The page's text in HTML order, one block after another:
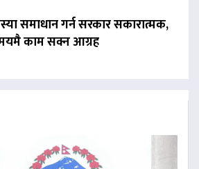
समाधान गर्न सरकार सकारात्मक,
काम सक्न आग्रह